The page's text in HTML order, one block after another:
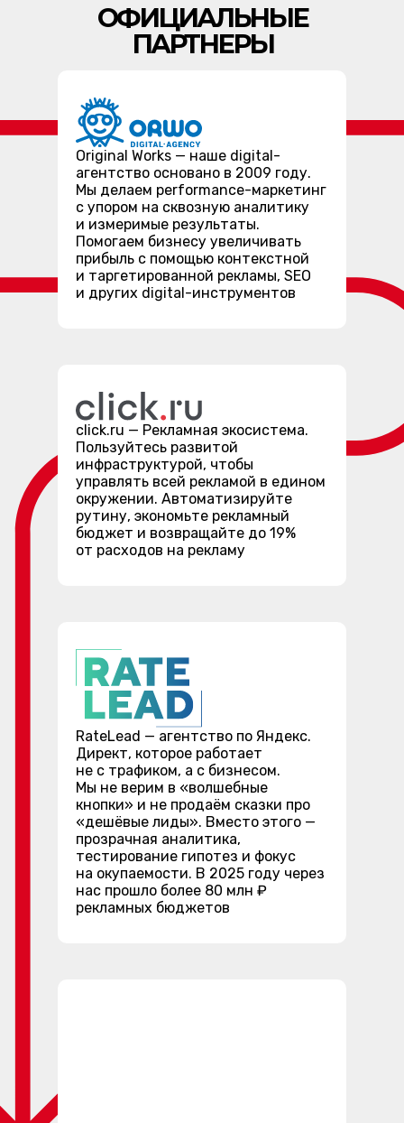
ОФИЦИАЛЬНЫЕ
ПАРТНЕРЫ
Original Works — наше digital-
агентство основано в 2009 году.
Мы делаем performance-маркетинг
с упором на сквозную аналитику
и измеримые результаты.
Помогаем бизнесу увеличивать
прибыль с помощью контекстной
и таргетированной рекламы, SEO
и других digital-инструментов
click.ru — Рекламная экосистема.
Пользуйтесь развитой
инфраструктурой, чтобы
управлять всей рекламой в едином
окружении. Автоматизируйте
рутину, экономьте рекламный
бюджет и возвращайте до 19%
от расходов на рекламу
RateLead — агентство по Яндекс.
Директ, которое работает
не с трафиком, а с бизнесом.
Мы не верим в «волшебные
кнопки» и не продаём сказки про
«дешёвые лиды». Вместо этого —
прозрачная аналитика,
тестирование гипотез и фокус
на окупаемости. В 2025 году через
нас прошло более 80 млн ₽
рекламных бюджетов